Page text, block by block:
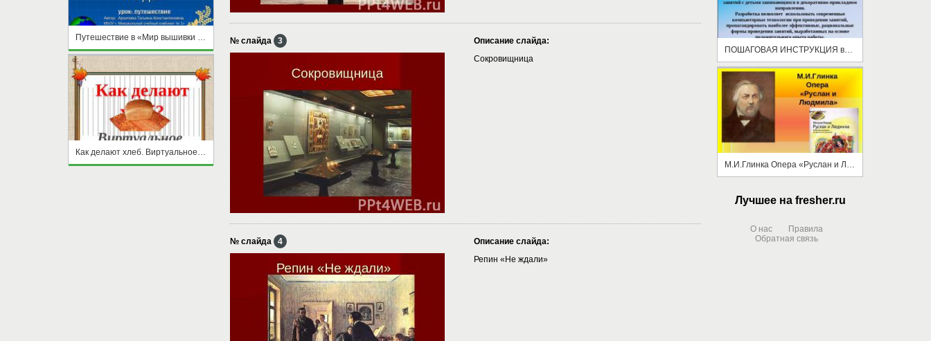
Путешествие в «Мир вышивки – ГЛАДЬ»
Как делают хлеб. Виртуальное путешествие
№ слайда 3
Описание слайда:
Сокровищница
№ слайда 4
Описание слайда:
Репин «Не ждали»
ПОШАГОВАЯ ИНСТРУКЦИЯ выполнения игрушки «Тигрёнок»
М.И.Глинка Опера «Руслан и Людмила»
Лучшее на fresher.ru
О нас
Правила
Обратная связь